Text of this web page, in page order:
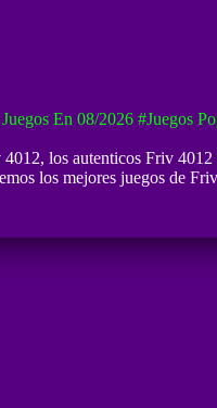
En 08/2026 #Juegos
4012, los autenticos Friv
los mejores juegos de